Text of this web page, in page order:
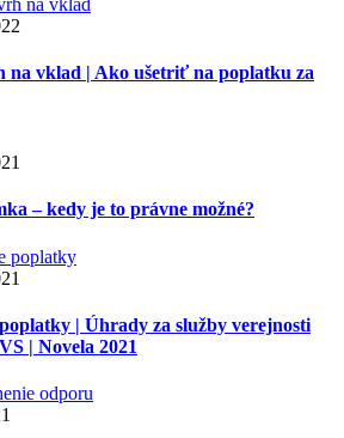
na vklad | Ako ušetriť na poplatku za
– kedy je to právne možné?
| Úhrady za služby verejnosti
| Novela 2021